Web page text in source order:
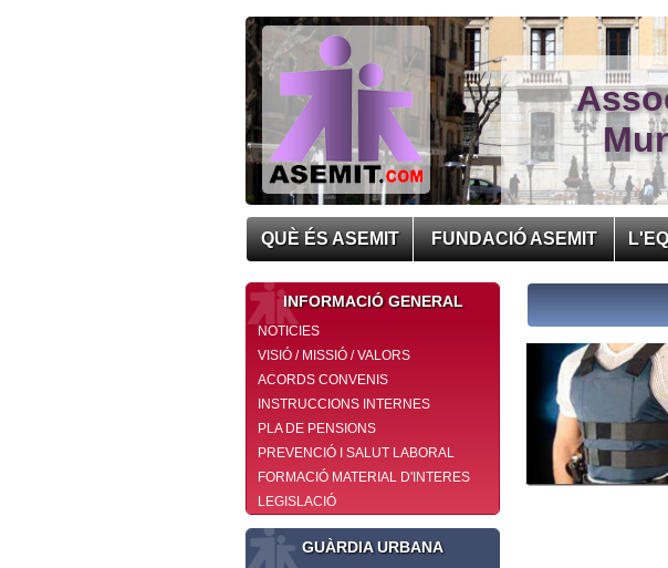
QUÈ ÉS ASEMIT FUNDACIÓ ASEMIT
INFORMACIÓ GENERAL
NOTICIES
VISIÓ / MISSIÓ / VALORS
ACORDS CONVENIS
INSTRUCCIONS INTERNES
PLA DE PENSIONS
PREVENCIÓ I SALUT LABORAL
FORMACIÓ MATERIAL D'INTERES
LEGISLACIÓ
GUÀRDIA URBANA